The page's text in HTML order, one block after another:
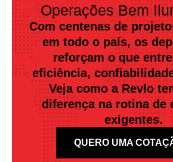
Operações Bem
Com centenas de
em todo o país, os
reforçam o que
eficiência,
Veja como a Revlo
diferença na rotina de
exigentes.
QUERO UMA